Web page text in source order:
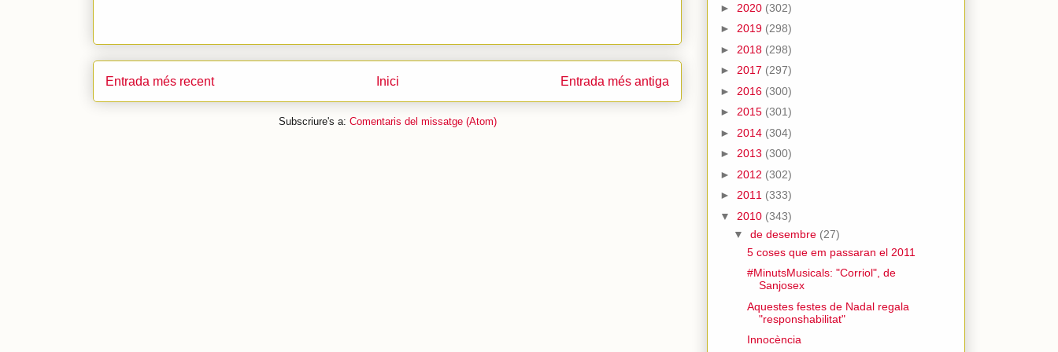
Entrada més recent Entrada més antiga
Inici
Subscriure's a: Comentaris del missatge (Atom)
► 2020 (302)
► 2019 (298)
► 2018 (298)
► 2017 (297)
► 2016 (300)
► 2015 (301)
► 2014 (304)
► 2013 (300)
► 2012 (302)
► 2011 (333)
▼ 2010 (343)
▼ de desembre (27)
5 coses que em passaran el 2011
#MinutsMusicals: "Corriol", de
Sanjosex
Aquestes festes de Nadal regala
"responshabilitat"
Innocència